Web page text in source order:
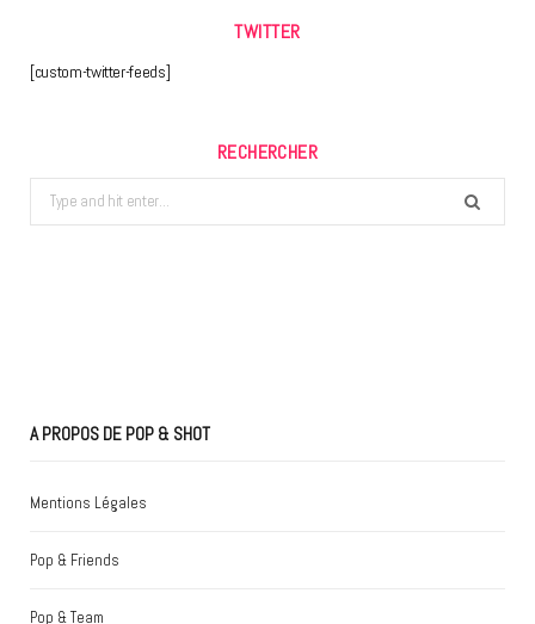
TWITTER
[custom-twitter-feeds]
RECHERCHER
Search
for:
A PROPOS DE POP & SHOT
Mentions Légales
Pop & Friends
Pop & Team